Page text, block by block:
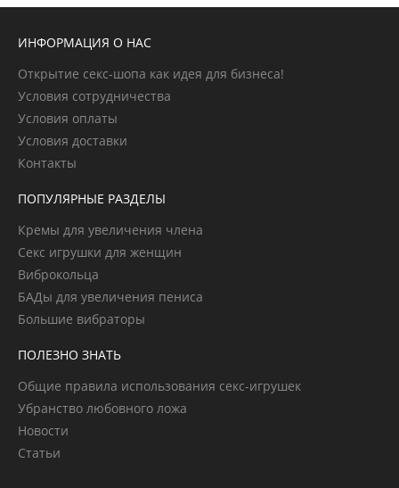
ИНФОРМАЦИЯ О НАС
Открытие секс-шопа как идея для бизнеса!
Условия сотрудничества
Условия оплаты
Условия доставки
Контакты
ПОПУЛЯРНЫЕ РАЗДЕЛЫ
Кремы для увеличения члена
Секс игрушки для женщин
Виброкольца
БАДы для увеличения пениса
Большие вибраторы
ПОЛЕЗНО ЗНАТЬ
Общие правила использования секс-игрушек
Убранство любовного ложа
Новости
Статьи